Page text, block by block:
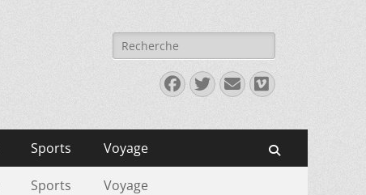
Rechercher :
Facebook
Twitter
E-
mail
Vimeo
Sports Voyage
Sports Voyage